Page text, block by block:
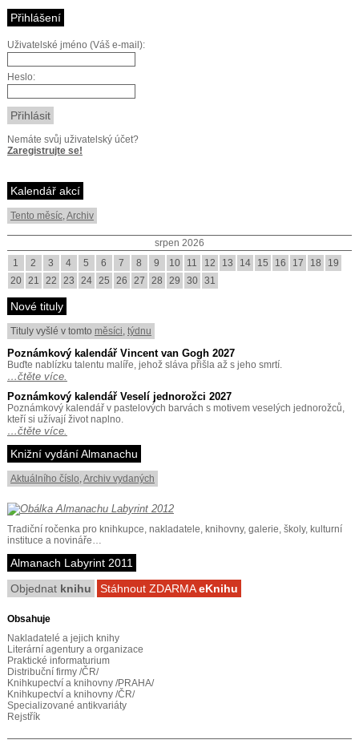
Přihlášení
Uživatelské jméno (Váš e-mail):
Heslo:
Nemáte svůj uživatelský účet?
Zaregistrujte se!
Kalendář akcí
Tento měsíc,Archiv
srpen 2026
1
2 3 4 5 6 7 8 9 10 11 12 13 14 15 16 17 18
19
20 21 22 23 24 25 26 27 28 29 30 31
Nové tituly
Tituly vyšlé v tomto měsíci, týdnu
Poznámkový kalendář Vincent van Gogh 2027
Buďte nablízku talentu malíře, jehož sláva přišla až s jeho smrtí.
…čtěte více.
Poznámkový kalendář Veselí jednorožci 2027
Poznámkový kalendář v pastelových barvách s motivem veselých jednorožců,
kteří si užívají život naplno.
…čtěte více.
Knižní vydání Almanachu
Aktuálního číslo,Archiv vydaných
Tradiční ročenka pro knihkupce, nakladatele, knihovny, galerie, školy, kulturní
instituce a novináře…
Almanach Labyrint 2011
Objednat knihu Stáhnout ZDARMAeKnihu
Obsahuje
Nakladatelé a jejich knihy
Literární agentury a organizace
Praktické informaturium
Distribuční firmy /ČR/
Knihkupectví a knihovny /PRAHA/
Knihkupectví a knihovny /ČR/
Specializované antikvariáty
Rejstřík